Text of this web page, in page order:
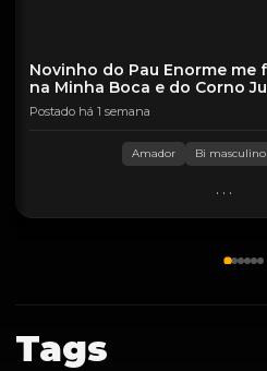
Novinho do Pau Enorme me
na Minha Boca e do Corno
Postado há 1 semana
Amador Bi masculino
...
Tags